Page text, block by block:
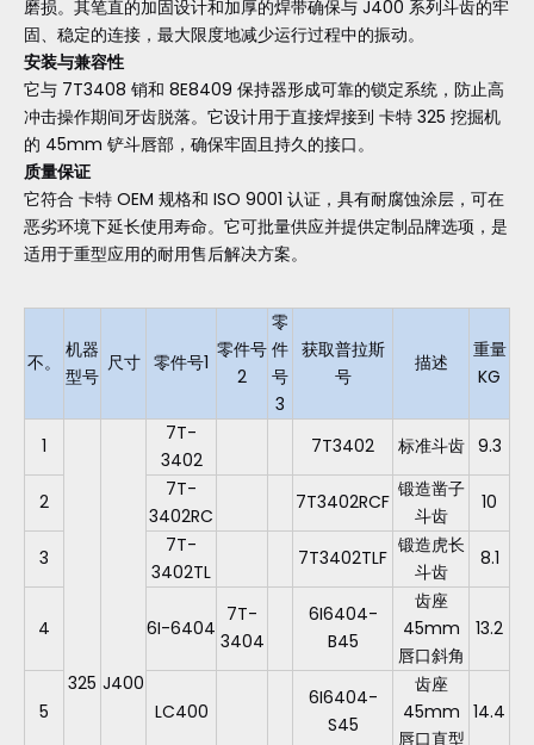
磨损。其笔直的加固设计和加厚的焊带确保与 J400 系列斗齿的牢
固、稳定的连接，最大限度地减少运行过程中的振动。
安装与兼容性
它与 7T3408 销和 8E8409 保持器形成可靠的锁定系统，防止高
冲击操作期间牙齿脱落。它设计用于直接焊接到 卡特 325 挖掘机
的 45mm 铲斗唇部，确保牢固且持久的接口。
质量保证
它符合 卡特 OEM 规格和 ISO 9001 认证，具有耐腐蚀涂层，可在
恶劣环境下延长使用寿命。它可批量供应并提供定制品牌选项，是
适用于重型应用的耐用售后解决方案。
不。
机器
型号
尺寸 零件号1
零件号
2
零
件
号
3
获取普拉斯
号
描述
重量
KG
1
325 J400
7T-
3402
7T3402 标准斗齿 9.3
2
7T-
3402RC
7T3402RCF
锻造凿子
斗齿
10
3
7T-
3402TL
7T3402TLF
锻造虎长
斗齿
8.1
4 6I-6404
7T-
3404
6I6404-
B45
齿座
45mm
唇口斜角
13.2
5 LC400
6I6404-
S45
齿座
45mm
唇口直型
14.4